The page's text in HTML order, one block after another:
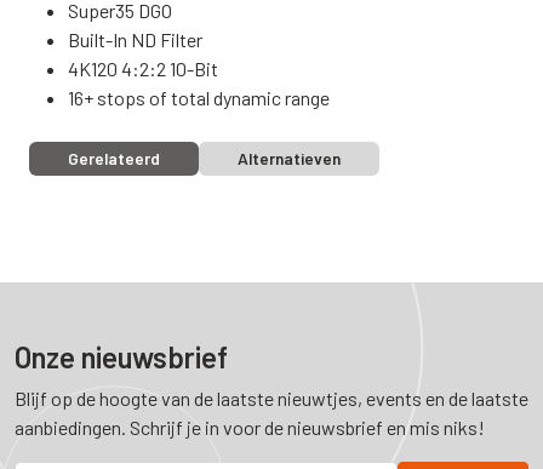
Super35 DGO
Built-In ND Filter
4K120 4:2:2 10-Bit
16+ stops of total dynamic range
Gerelateerd Alternatieven
Onze nieuwsbrief
Blijf op de hoogte van de laatste nieuwtjes, events en de laatste
aanbiedingen. Schrijf je in voor de nieuwsbrief en mis niks!